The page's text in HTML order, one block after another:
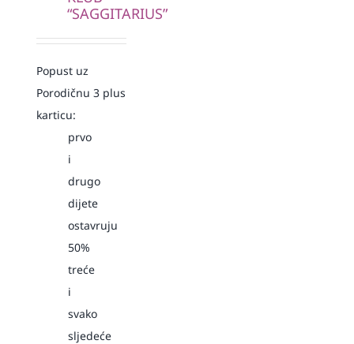
“SAGGITARIUS”
Popust uz
Porodičnu 3 plus
karticu:
prvo
i
drugo
dijete
ostavruju
50%
treće
i
svako
sljedeće